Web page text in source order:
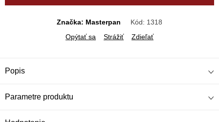
Značka: Masterpan Kód: 1318
Opýtať sa
Strážiť Zdieľať
Popis
Parametre produktu